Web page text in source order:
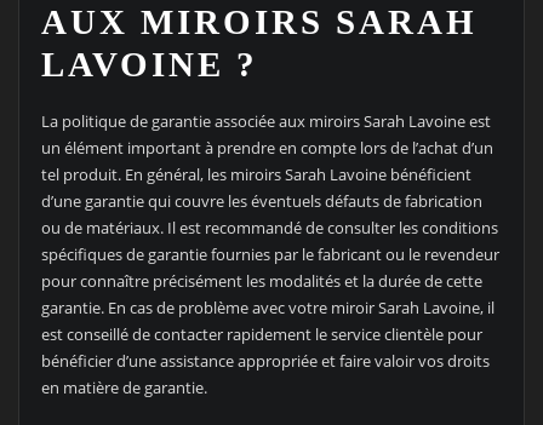
AUX MIROIRS SARAH
LAVOINE ?
La politique de garantie associée aux miroirs Sarah Lavoine est
un élément important à prendre en compte lors de l’achat d’un
tel produit. En général, les miroirs Sarah Lavoine bénéficient
d’une garantie qui couvre les éventuels défauts de fabrication
ou de matériaux. Il est recommandé de consulter les conditions
spécifiques de garantie fournies par le fabricant ou le revendeur
pour connaître précisément les modalités et la durée de cette
garantie. En cas de problème avec votre miroir Sarah Lavoine, il
est conseillé de contacter rapidement le service clientèle pour
bénéficier d’une assistance appropriée et faire valoir vos droits
en matière de garantie.